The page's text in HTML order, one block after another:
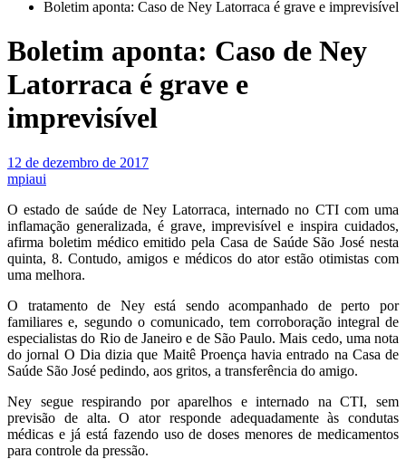
Boletim aponta: Caso de Ney Latorraca é grave e imprevisível
Boletim aponta: Caso de Ney
Latorraca é grave e
imprevisível
12 de dezembro de 2017
mpiaui
O estado de saúde de Ney Latorraca, internado no CTI com uma
inflamação generalizada, é grave, imprevisível e inspira cuidados,
afirma boletim médico emitido pela Casa de Saúde São José nesta
quinta, 8. Contudo, amigos e médicos do ator estão otimistas com
uma melhora.
O tratamento de Ney está sendo acompanhado de perto por
familiares e, segundo o comunicado, tem corroboração integral de
especialistas do Rio de Janeiro e de São Paulo. Mais cedo, uma nota
do jornal O Dia dizia que Maitê Proença havia entrado na Casa de
Saúde São José pedindo, aos gritos, a transferência do amigo.
Ney segue respirando por aparelhos e internado na CTI, sem
previsão de alta. O ator responde adequadamente às condutas
médicas e já está fazendo uso de doses menores de medicamentos
para controle da pressão.